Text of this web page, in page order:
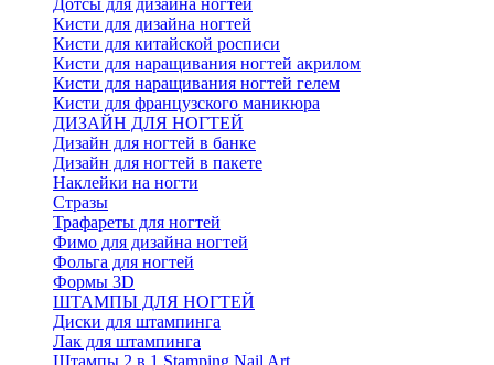
Дотсы для дизайна ногтей
Кисти для дизайна ногтей
Кисти для китайской росписи
Кисти для наращивания ногтей акрилом
Кисти для наращивания ногтей гелем
Кисти для французского маникюра
ДИЗАЙН ДЛЯ НОГТЕЙ
Дизайн для ногтей в банке
Дизайн для ногтей в пакете
Наклейки на ногти
Стразы
Трафареты для ногтей
Фимо для дизайна ногтей
Фольга для ногтей
Формы 3D
ШТАМПЫ ДЛЯ НОГТЕЙ
Диски для штампинга
Лак для штампинга
Штампы 2 в 1 Stamping Nail Art